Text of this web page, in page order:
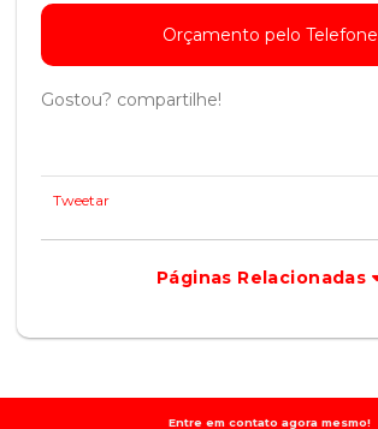
Orçamento pelo Telefone
Gostou? compartilhe!
Tweetar
Páginas Relacionadas
Entre em contato agora mesmo!